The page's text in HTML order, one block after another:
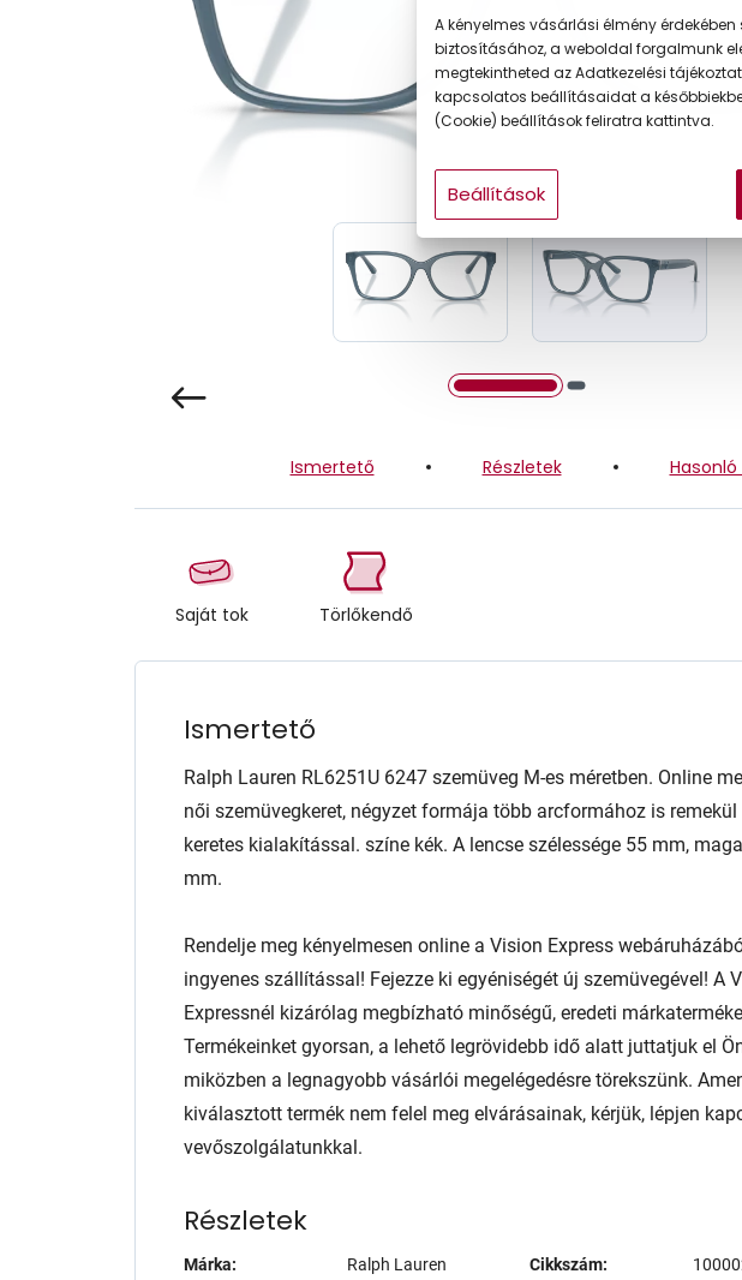
Gyermek
Ismertető Részletek
Saját tok Törlőkendő
Ismertető
Ralph Lauren RL6251U 6247 szemüveg M-es méretben. Online
női szemüvegkeret, négyzet formája több arcformához is
keretes kialakítással. színe kék. A lencse szélessége 55 mm,
mm.
Rendelje meg kényelmesen online a Vision Express
ingyenes szállítással! Fejezze ki egyéniségét új szemüvegével! A
Expressnél kizárólag megbízható minőségű, eredeti
Termékeinket gyorsan, a lehető legrövidebb idő alatt juttatjuk el
miközben a legnagyobb vásárlói megelégedésre törekszünk.
kiválasztott termék nem felel meg elvárásainak, kérjük, lépjen
vevőszolgálatunkkal.
Részletek
Márka:
Ralph Lauren
Cikkszám:
A kényelmes vásárlási élmény
biztosításához, a weboldal forgalmunk
megtekintheted az Adatkezelési
kapcsolatos beállításaidat a
(Cookie) beállítások feliratra kattintva.
Beállítások